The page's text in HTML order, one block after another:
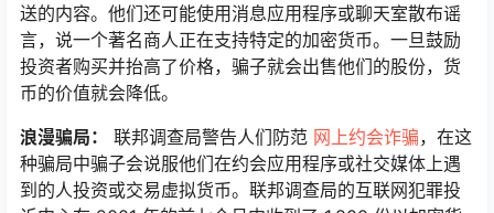
送的内容。他们还可能使用消息应用程序或聊天室散布谣
言，说一个著名商人正在支持特定的加密货币。一旦鼓励
投资者购买并抬高了价格，骗子就会出售他们的股份，货
币的价值就会降低。
浪漫骗局：
联邦调查局警告人们防范 网上约会诈骗，在这
种骗局中骗子会说服他们在约会应用程序或社交媒体上遇
到的人投资或交易虚拟货币。联邦调查局的互联网犯罪投